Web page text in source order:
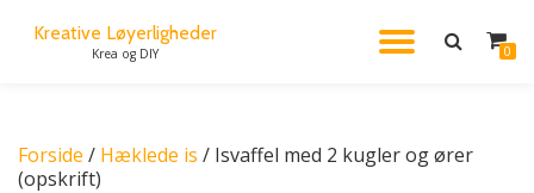
Kreative Løyerligheder
Krea og DIY
FLIP
0
Forside / Hæklede is / Isvaffel med 2 kugler og ører
(opskrift)